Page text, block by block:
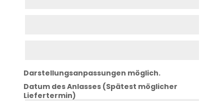
Darstellungsanpassungen möglich.
Datum des Anlasses (Spätest möglicher
Liefertermin)